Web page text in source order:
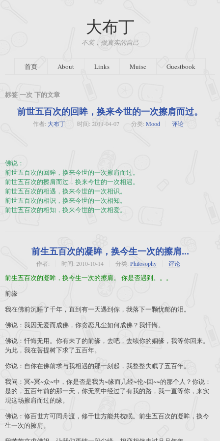
大布丁
不装，做真实的自己
首页 About Links Muisc Guestbook
标签 一次 下的文章
前世五百次的回眸，换来今世的一次擦肩而过。
作者: 大布丁 时间: 2011-04-07 分类: Mood 评论
佛说：
前世五百次的回眸，换来今世的一次擦肩而过。
前世五百次的擦肩而过，换来今世的一次相遇。
前世五百次的相遇，换来今世的一次相识。
前世五百次的相识，换来今世的一次相知。
前世五百次的相知，换来今世的一次相爱。
前生五百次的凝眸，换今生一次的擦肩...
作者: 时间: 2010-10-14 分类: Philosophy 评论
前生五百次的凝眸，换今生一次的擦肩。 你是否遇到。。。
前缘
我在佛前沉睡了千年，直到有一天遇到你，我落下一颗忧郁的泪。
佛说：我因无爱而成佛，你贪恋凡尘如何成佛？我忏悔。
佛说：忏悔无用。你有未了的前缘，去吧，去续你的姻缘，我等你回来。
为此，我在菩提树下求了五百年。
你说：自你在佛前求与我相遇的那一刻起，我整整失眠了五百年。
我问：冥~冥~众~中，你是否是我为~缘而几经~伦~回~~的那个人？你说：
是的，五百年前的那一天，你无意中经过了有我的路，我一直等你，来实
现这场擦肩而过的缘。
佛说：修百世方可同舟渡，修千世方能共枕眠。前生五百次的凝眸，换今
生一次的擦肩。